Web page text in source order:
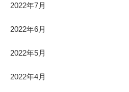
2022年7月
2022年6月
2022年5月
2022年4月